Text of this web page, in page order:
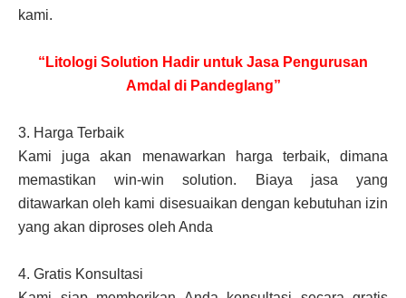
kami.
“Litologi Solution Hadir untuk Jasa Pengurusan
Amdal di Pandeglang”
3. Harga Terbaik
Kami juga akan menawarkan harga terbaik, dimana
memastikan win-win solution. Biaya jasa yang
ditawarkan oleh kami disesuaikan dengan kebutuhan izin
yang akan diproses oleh Anda
4. Gratis Konsultasi